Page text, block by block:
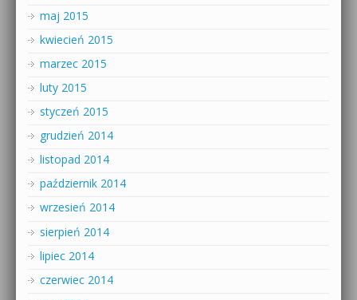
maj 2015
kwiecień 2015
marzec 2015
luty 2015
styczeń 2015
grudzień 2014
listopad 2014
październik 2014
wrzesień 2014
sierpień 2014
lipiec 2014
czerwiec 2014